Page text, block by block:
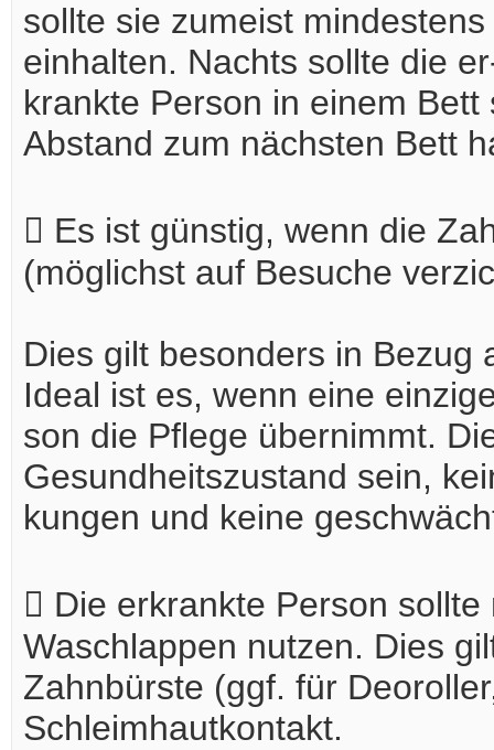
sollte sie zumeist
einhalten. Nachts sollte die
krankte Person in einem
Abstand zum nächsten Bett
 Es ist günstig, wenn die
(möglichst auf Besuche
Dies gilt besonders in Bezug
Ideal ist es, wenn eine
son die Pflege übernimmt.
Gesundheitszustand sein,
kungen und keine
 Die erkrankte Person
Waschlappen nutzen. Dies
Zahnbürste (ggf. für
Schleimhautkontakt.